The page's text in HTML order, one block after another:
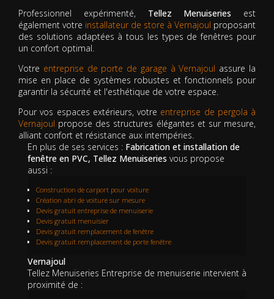
Professionnel expérimenté, Tellez Menuiseries est
également votre installateur de store à Vernajoul proposant
des solutions adaptées à tous les types de fenêtres pour
un confort optimal.
Votre entreprise de porte de garage à Vernajoul assure la
mise en place de systèmes robustes et fonctionnels pour
garantir la sécurité et l'esthétique de votre espace.
Pour vos espaces extérieurs, votre entreprise de pergola à
Vernajoul propose des structures élégantes et sur mesure,
alliant confort et résistance aux intempéries.
En plus de ses services : Fabrication et installation de
fenêtre en PVC, Tellez Menuiseries vous propose
aussi :
Construction de carport pour voiture
Création abri de voiture sur mesure
Devis gratuit entreprise de menuiserie
Devis gratuit menuisier
Devis gratuit remplacement de fenêtre
Devis gratuit remplacement de porte fenêtre
Vernajoul
Tellez Menuiseries Entreprise de menuiserie intervient à
proximité de :